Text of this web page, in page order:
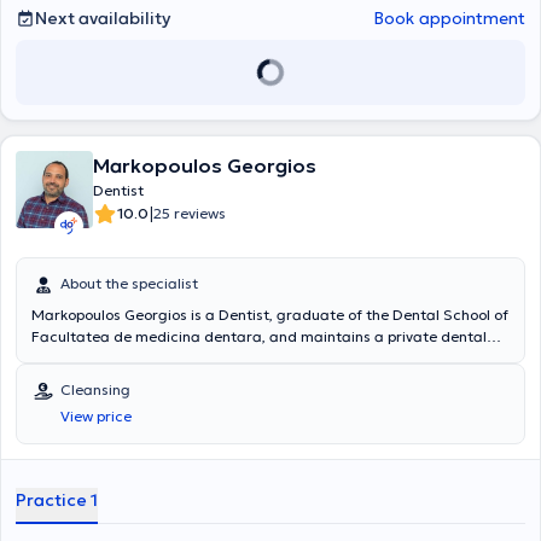
Next availability Book appointment
Markopoulos Georgios
Dentist
10.0|25 reviews
About the specialist
Markopoulos Georgios is a Dentist, graduate of the Dental School of
Facultatea de medicina dentara, and maintains a private dental
Cleansing
View price
Practice 1